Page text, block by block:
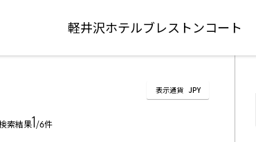
軽井沢ホテルブレストンコート
表示通貨 JPY
索結果1/6件